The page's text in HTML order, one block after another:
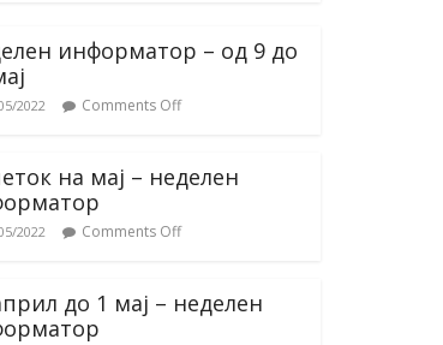
информатор – од 9 до
2022 Comments Off
на мај – неделен
2022 Comments Off
до 1 мај – неделен